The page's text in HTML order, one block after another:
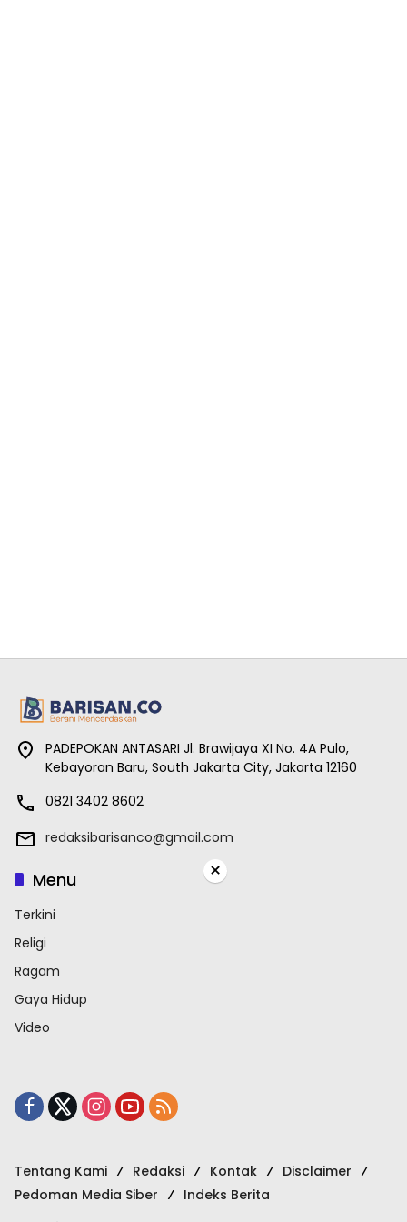
PADEPOKAN ANTASARI Jl. Brawijaya XI No. 4A Pulo,
Kebayoran Baru, South Jakarta City, Jakarta 12160
0821 3402 8602
redaksibarisanco@gmail.com
Menu
Terkini
Religi
Ragam
Gaya Hidup
Video
Tentang Kami Redaksi Kontak
Disclaimer
Pedoman Media Siber
Indeks Berita
×